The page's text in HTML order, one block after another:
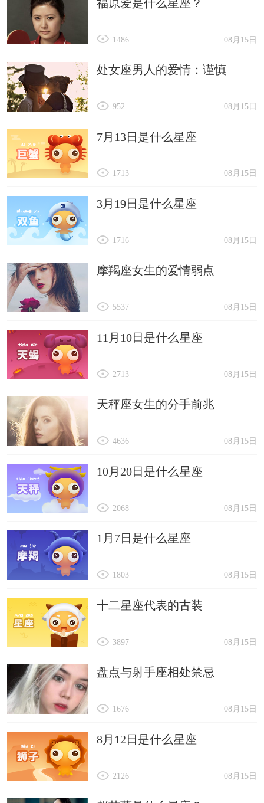
福原爱是什么星座？
08月15日
1486
处女座男人的爱情：谨慎
08月15日
952
7月13日是什么星座
08月15日
1713
3月19日是什么星座
08月15日
1716
摩羯座女生的爱情弱点
08月15日
5537
11月10日是什么星座
08月15日
2713
天秤座女生的分手前兆
08月15日
4636
10月20日是什么星座
08月15日
2068
1月7日是什么星座
08月15日
1803
十二星座代表的古装
08月15日
3897
盘点与射手座相处禁忌
08月15日
1676
8月12日是什么星座
08月15日
2126